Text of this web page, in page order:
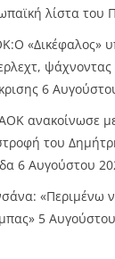
λίστα του
«Δικέφαλος»
6
ανακοίνωσε
του
6 Αυγούστου
«Περιμένω
5